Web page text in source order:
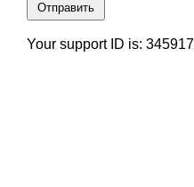
Отправить
Your support ID is: